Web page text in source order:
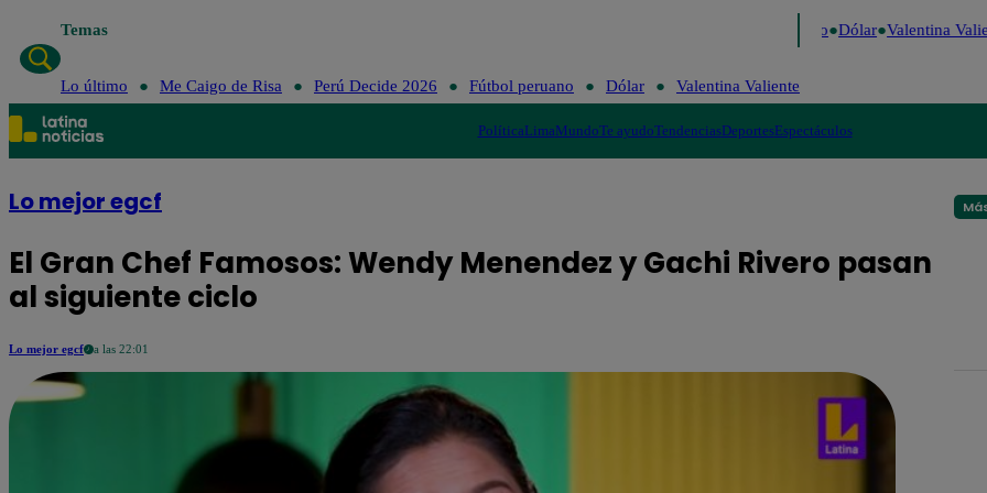
Temas Dólar Valentina
Lo último Me Caigo de Risa Perú Decide 2026 Fútbol peruano Dólar Valentina Valiente
PolíticaLimaMundoTe ayudoTendenciasDeportesEspectáculos
Lo mejor egcf
El Gran Chef Famosos: Wendy Menendez y Gachi Rivero pasan
al siguiente ciclo
Lo mejor egcf a las 22:01